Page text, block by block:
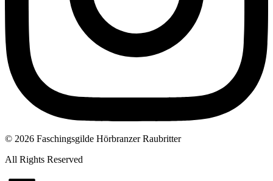
© 2026 Faschingsgilde Hörbranzer Raubritter
All Rights Reserved